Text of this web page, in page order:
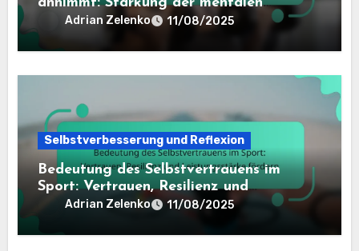
Resilienz, Steigerung der Leistung und
Verbesserung der Teamdynamik
Adrian Zelenko 11/08/2025
Selbstverbesserung und Reflexion
Bedeutung des Selbstvertrauens im
Sport: Vertrauen, Resilienz und
Leistungsstärke fördern
Adrian Zelenko 11/08/2025